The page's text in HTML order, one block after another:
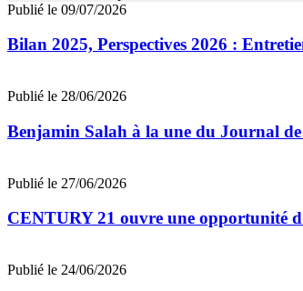
Publié le 09/07/2026
Bilan 2025, Perspectives 2026 :
Publié le 28/06/2026
Benjamin Salah à la une du Journal
Publié le 27/06/2026
CENTURY 21 ouvre une opportunité
Publié le 24/06/2026